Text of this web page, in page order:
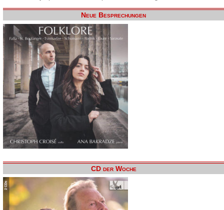
Neue Besprechungen
CD der Woche